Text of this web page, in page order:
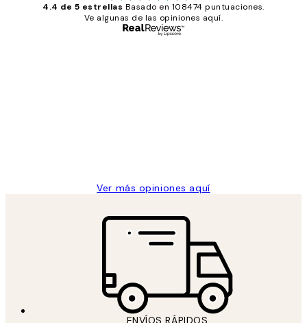
4.4 de 5 estrellas Basado en 108474 puntuaciones.
Ve algunas de las opiniones aquí.
Ver más opiniones aquí
ENVÍOS RÁPIDOS